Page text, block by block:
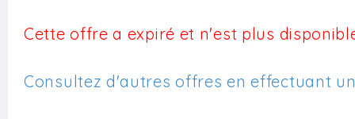
Cette offre a expiré et n'est plus
Consultez d'autres offres en effectuant